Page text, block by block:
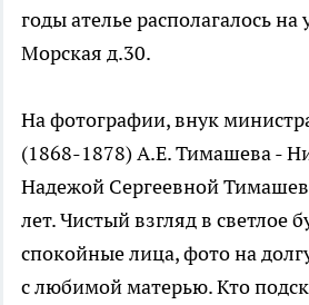
годы ателье располагалось
Морская д.30.
На фотографии, внук
(1868-1878) А.Е. Тимашева -
Надежой Сергеевной
лет. Чистый взгляд в светлое
спокойные лица, фото на
с любимой матерью. Кто